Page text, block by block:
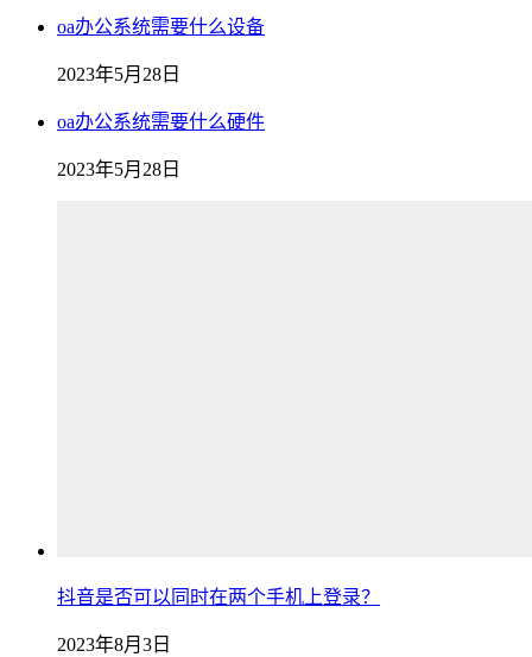
oa办公系统需要什么设备
2023年5月28日
oa办公系统需要什么硬件
2023年5月28日
抖音是否可以同时在两个手机上登录？
2023年8月3日